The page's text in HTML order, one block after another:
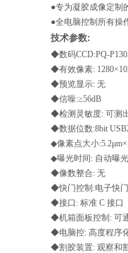
●专为凝胶成像定制
●全电脑控制所有操
技术参数:
◆数码CCD:PQ-
◆有效像素:
◆预览显示: 无
◆信噪:≥56dB
◆检测灵敏度: 可测
◆数据位数:8bit
◆像素点大小
◆曝光时间: 自动曝光
◆像数整合: 无
◆快门控制:电子快门
◆接口: 标准 C 接口
◆机箱面板控制: 可
◆电脑控: 高度程序
◆割胶装置: 观察和